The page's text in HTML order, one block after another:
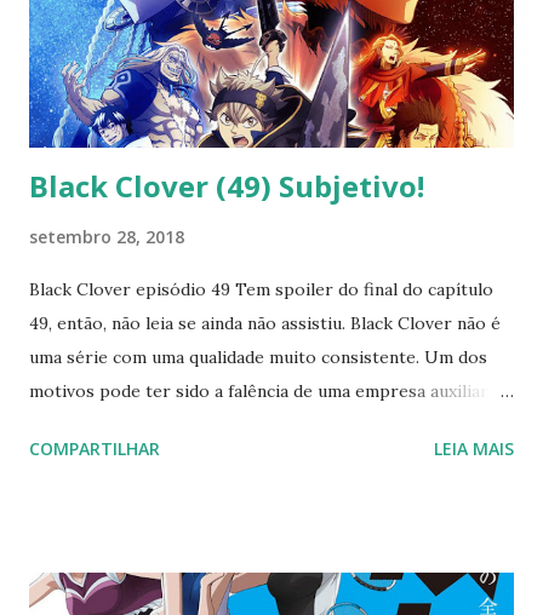
Black Clover (49) Subjetivo!
setembro 28, 2018
Black Clover episódio 49 Tem spoiler do final do capítulo
49, então, não leia se ainda não assistiu. Black Clover não é
uma série com uma qualidade muito consistente. Um dos
motivos pode ter sido a falência de uma empresa auxiliar de
muitas dívidas [1] . Apesar disso, a série apresenta alguns
capítulo! Neste capítulo, vemos nossos heróis lutando com
COMPARTILHAR LEIA MAIS